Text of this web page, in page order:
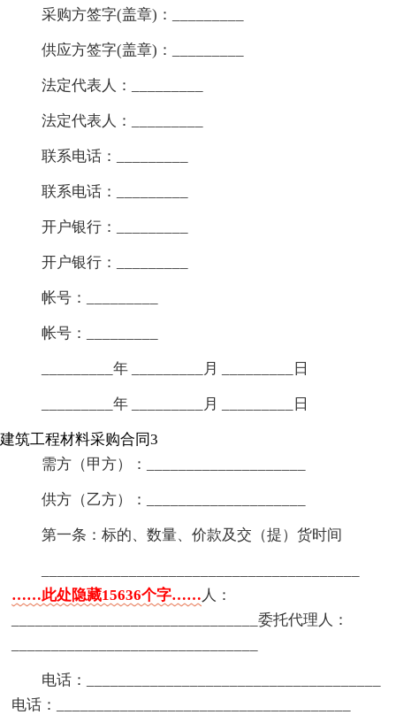
采购方签字(盖章)：_________
供应方签字(盖章)：_________
法定代表人：_________
法定代表人：_________
联系电话：_________
联系电话：_________
开户银行：_________
开户银行：_________
帐号：_________
帐号：_________
_________年 _________月 _________日
_________年 _________月 _________日
建筑工程材料采购合同3
需方（甲方）：____________________
供方（乙方）：____________________
第一条：标的、数量、价款及交（提）货时间
……此处隐藏15636个字…… 人：
_______________________________委托代理人：
电话：_____________________________________
电话：_____________________________________